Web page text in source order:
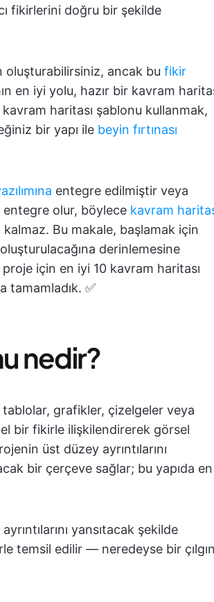
fikirlerini doğru bir şekilde
oluşturabilirsiniz, ancak bu fikir
en iyi yolu, hazır bir kavram
haritası şablonu kullanmak,
bir yapı ile beyin fırtınası
entegre edilmiştir veya
entegre olur, böylece kavram
kalmaz. Bu makale, başlamak için
derinlemesine
için en iyi 10 kavram haritası
tamamladık. ✅
nedir?
grafikler, çizelgeler veya
bir fikirle ilişkilendirerek görsel
üst düzey ayrıntılarını
bir çerçeve sağlar; bu yapıda en
yansıtacak şekilde
temsil edilir — neredeyse bir çılgın